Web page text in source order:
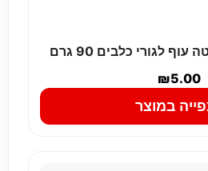
לגורי כלבים 90 גרם
₪5.00
במוצר